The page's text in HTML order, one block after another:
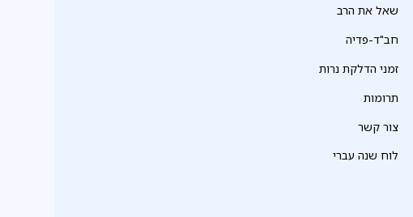
שאל את הרב
חב"ד-פדיה
זמני הדלקת נרות
תרומות
צור קשר
לוח שנה עברי